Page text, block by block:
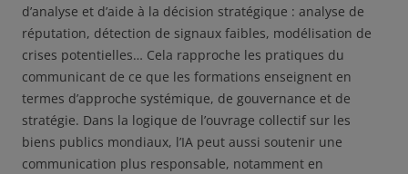
d’analyse et d’aide à la décision stratégique : analyse de
réputation, détection de signaux faibles, modélisation de
crises potentielles… Cela rapproche les pratiques du
communicant de ce que les formations enseignent en
termes d’approche systémique, de gouvernance et de
stratégie. Dans la logique de l’ouvrage collectif sur les
biens publics mondiaux, l’IA peut aussi soutenir une
communication plus responsable, notamment en